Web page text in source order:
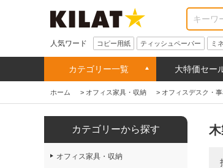
人気ワード コピー用紙 ティッシュペーパー ミ
カテゴリー一覧 大特価セー
ホーム > オフィス家具・収納 > オフィスデスク・
カテゴリーから探す
オフィス家具・収納